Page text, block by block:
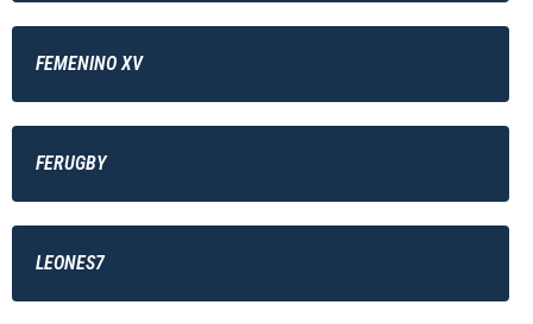
FEMENINO XV
FERUGBY
LEONES7